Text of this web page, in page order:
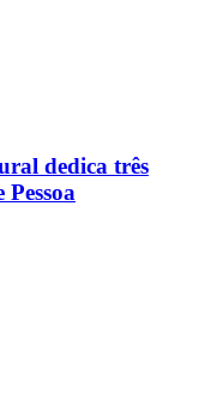
dedica três